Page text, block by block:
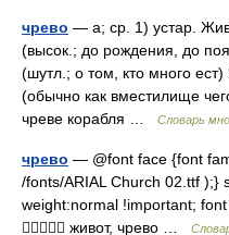
чрево — а; ср. 1) устар.
(высок.; до рождения, до
(шутл.; о том, кто много
(обычно как вместилище
чреве корабля …
Словарь
чрево — @font face {font
/fonts/ARIAL Church 02.ttf );}
weight:normal !important;
 живот, чрево …